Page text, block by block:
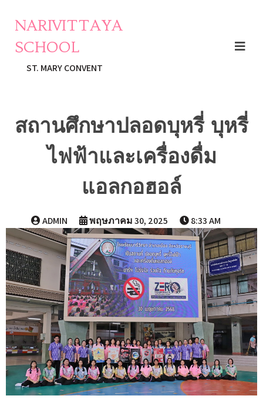
NARIVITTAYA
SCHOOL
ST. MARY CONVENT
สถานศึกษาปลอดบุหรี่ บุหรี่
ไฟฟ้าและเครื่องดื่ม
แอลกอฮอล์
ADMIN พฤษภาคม 30, 2025 8:33 AM